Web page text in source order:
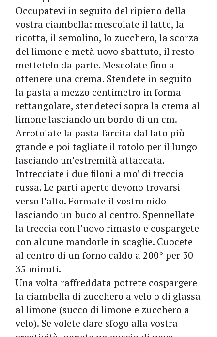
Occupatevi in seguito del ripieno della
vostra ciambella: mescolate il latte, la
ricotta, il semolino, lo zucchero, la scorza
del limone e metà uovo sbattuto, il resto
mettetelo da parte. Mescolate fino a
ottenere una crema. Stendete in seguito
la pasta a mezzo centimetro in forma
rettangolare, stendeteci sopra la crema al
limone lasciando un bordo di un cm.
Arrotolate la pasta farcita dal lato più
grande e poi tagliate il rotolo per il lungo
lasciando un’estremità attaccata.
Intrecciate i due filoni a mo’ di treccia
russa. Le parti aperte devono trovarsi
verso l’alto. Formate il vostro nido
lasciando un buco al centro. Spennellate
la treccia con l’uovo rimasto e cospargete
con alcune mandorle in scaglie. Cuocete
al centro di un forno caldo a 200° per 30-
35 minuti.
Una volta raffreddata potrete cospargere
la ciambella di zucchero a velo o di glassa
al limone (succo di limone e zucchero a
velo). Se volete dare sfogo alla vostra